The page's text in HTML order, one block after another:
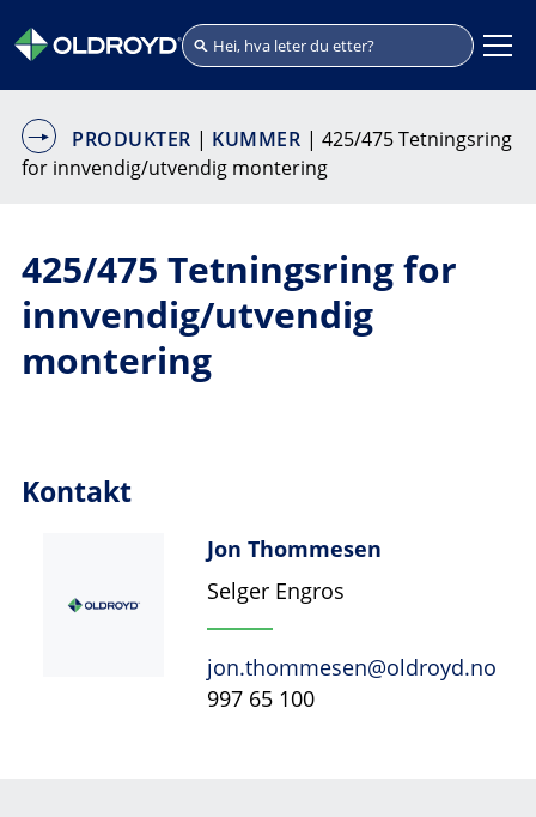
PRODUKTER | KUMMER | 425/475 Tetningsring
for innvendig/utvendig montering
425/475 Tetningsring for
innvendig/utvendig
montering
Kontakt
Jon Thommesen
Selger Engros
jon.thommesen@oldroyd.no
997 65 100